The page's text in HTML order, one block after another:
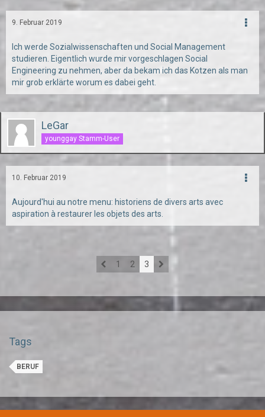
9. Februar 2019
Ich werde Sozialwissenschaften und Social Management
studieren. Eigentlich wurde mir vorgeschlagen Social
Engineering zu nehmen, aber da bekam ich das Kotzen als man
mir grob erklärte worum es dabei geht.
LeGar
younggay Stamm-User
10. Februar 2019
Aujourd'hui au notre menu: historiens de divers arts avec
aspiration à restaurer les objets des arts.
1 2 3
Tags
BERUF